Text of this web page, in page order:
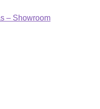
– Showroom